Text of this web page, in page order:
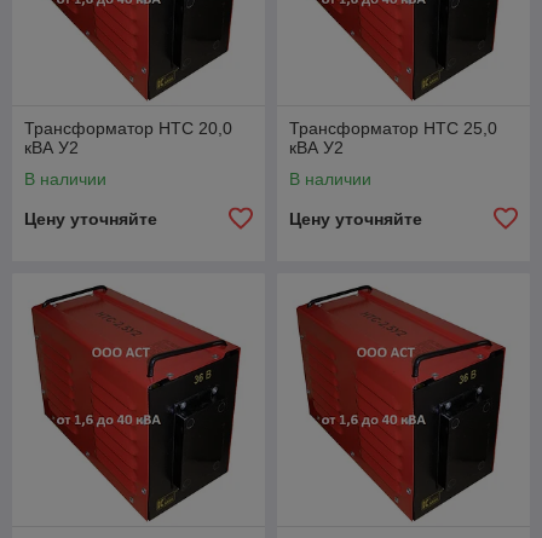
Трансформатор НТС 20,0
кВА У2
В наличии
Цену уточняйте
Трансформатор НТС 25,0
кВА У2
В наличии
Цену уточняйте